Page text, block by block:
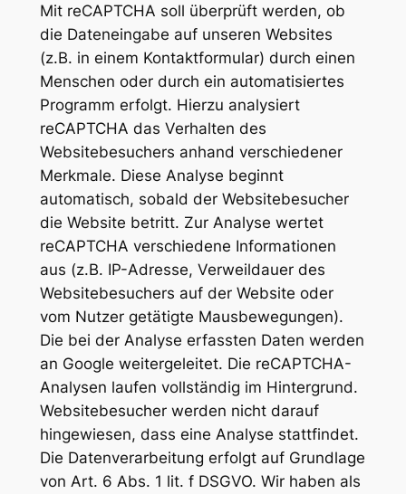
Mit reCAPTCHA soll überprüft werden, ob
die Dateneingabe auf unseren Websites
(z.B. in einem Kontaktformular) durch einen
Menschen oder durch ein automatisiertes
Programm erfolgt. Hierzu analysiert
reCAPTCHA das Verhalten des
Websitebesuchers anhand verschiedener
Merkmale. Diese Analyse beginnt
automatisch, sobald der Websitebesucher
die Website betritt. Zur Analyse wertet
reCAPTCHA verschiedene Informationen
aus (z.B. IP-Adresse, Verweildauer des
Websitebesuchers auf der Website oder
vom Nutzer getätigte Mausbewegungen).
Die bei der Analyse erfassten Daten werden
an Google weitergeleitet. Die reCAPTCHA-
Analysen laufen vollständig im Hintergrund.
Websitebesucher werden nicht darauf
hingewiesen, dass eine Analyse stattfindet.
Die Datenverarbeitung erfolgt auf Grundlage
von Art. 6 Abs. 1 lit. f DSGVO. Wir haben als